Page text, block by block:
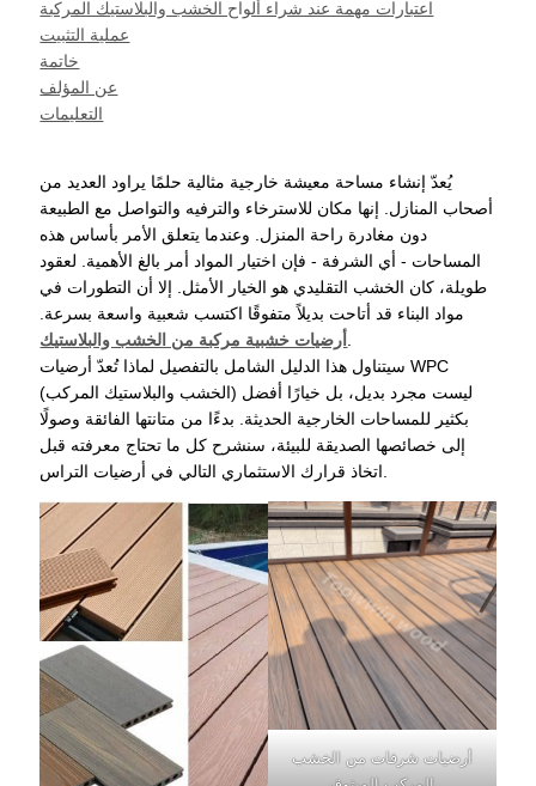
اعتبارات مهمة عند شراء ألواح الخشب والبلاستيك المركبة
عملية التثبيت
خاتمة
عن المؤلف
التعليمات
يُعدّ إنشاء مساحة معيشة خارجية مثالية حلمًا يراود العديد من
أصحاب المنازل. إنها مكان للاسترخاء والترفيه والتواصل مع الطبيعة
دون مغادرة راحة المنزل. وعندما يتعلق الأمر بأساس هذه
المساحات - أي الشرفة - فإن اختيار المواد أمر بالغ الأهمية. لعقود
طويلة، كان الخشب التقليدي هو الخيار الأمثل. إلا أن التطورات في
مواد البناء قد أتاحت بديلاً متفوقًا اكتسب شعبية واسعة بسرعة.
أرضيات خشبية مركبة من الخشب والبلاستيك
سيتناول هذا الدليل الشامل بالتفصيل لماذا تُعدّ أرضيات WPC
(الخشب والبلاستيك المركب) ليست مجرد بديل، بل خيارًا أفضل
بكثير للمساحات الخارجية الحديثة. بدءًا من متانتها الفائقة وصولًا
إلى خصائصها الصديقة للبيئة، سنشرح كل ما تحتاج معرفته قبل
أرضيات شرفات من الخشب